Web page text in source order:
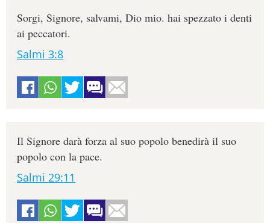
Sorgi, Signore, salvami, Dio mio. hai spezzato i denti
ai peccatori.
Salmi 3:8
Il Signore darà forza al suo popolo benedirà il suo
popolo con la pace.
Salmi 29:11